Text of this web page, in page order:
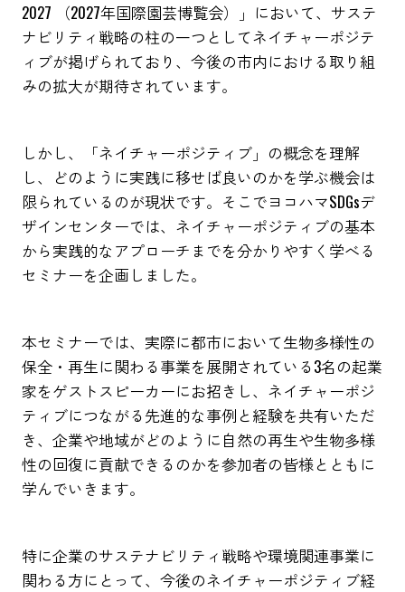
2027 （2027年国際園芸博覧会）」において、サステ
ナビリティ戦略の柱の一つとしてネイチャーポジテ
ィブが掲げられており、今後の市内における取り組
みの拡大が期待されています。
しかし、「ネイチャーポジティブ」の概念を理解
し、どのように実践に移せば良いのかを学ぶ機会は
限られているのが現状です。そこでヨコハマSDGsデ
ザインセンターでは、ネイチャーポジティブの基本
から実践的なアプローチまでを分かりやすく学べる
セミナーを企画しました。
本セミナーでは、実際に都市において生物多様性の
保全・再生に関わる事業を展開されている3名の起業
家をゲストスピーカーにお招きし、ネイチャーポジ
ティブにつながる先進的な事例と経験を共有いただ
き、企業や地域がどのように自然の再生や生物多様
性の回復に貢献できるのかを参加者の皆様とともに
学んでいきます。
特に企業のサステナビリティ戦略や環境関連事業に
関わる方にとって、今後のネイチャーポジティブ経